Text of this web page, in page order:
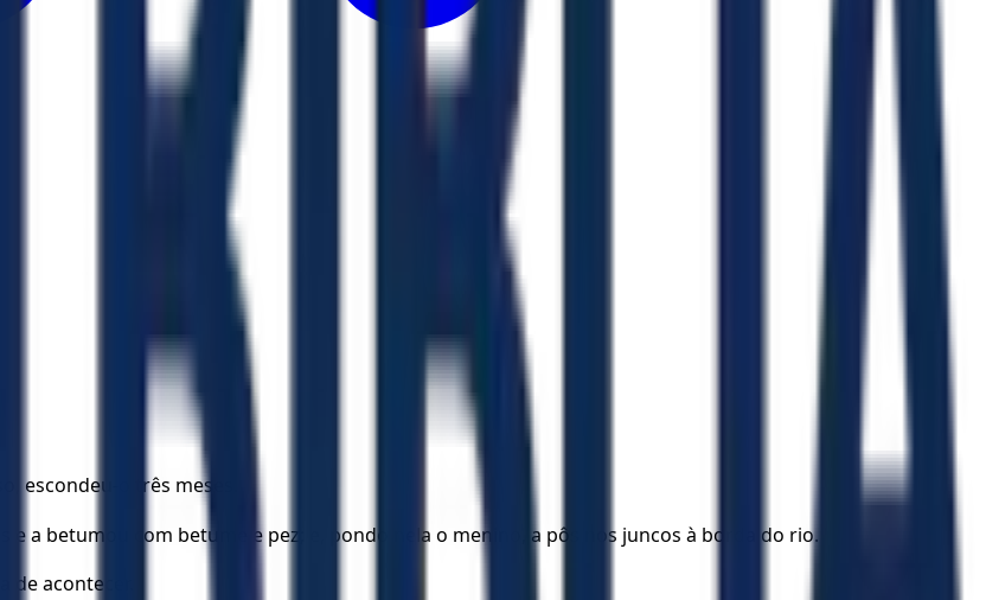
escondeu-o três meses.
e a betumou com betume e pez; e, pondo nela o menino, a pôs nos juncos à borda do rio.
acontecer.